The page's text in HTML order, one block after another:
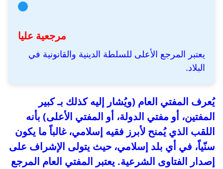
مرجعية عليا
يعتبر المرجع الأعلى للسلطة الدينية والقانونية في
البلاد.
يُعرف المفتي العام (ويُشار إليه كذلك بـ كبير
المفتين، أو مفتي الدولة، أو المفتي الأعلى) بأنه
اللقب الذي يُمنح لأبرز فقيه إسلامي، غالباً ما يكون
سنّياً، في أي بلد إسلامي، حيث يتولى الإشراف على
إصدار الفتاوى الشرعية. يعتبر المفتي العام المرجع